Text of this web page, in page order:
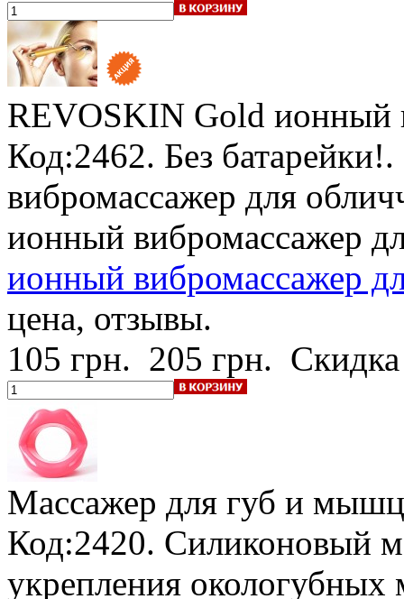
REVOSKIN Gold ионный
Код:2462. Без батарейки!.
вибромассажер для
ионный вибромассажер
ионный вибромассажер
цена, отзывы.
105 грн. 205 грн.
Массажер для губ и
Код:2420. Силиконовый
укрепления